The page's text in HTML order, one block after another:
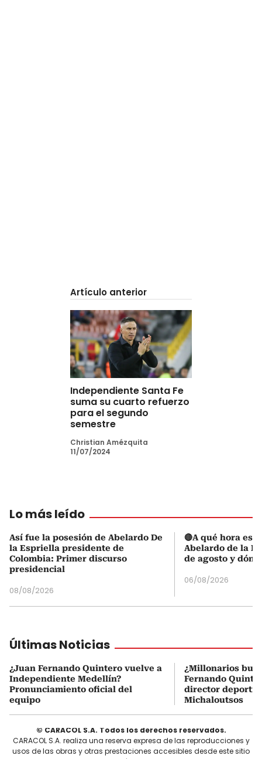
Artículo anterior
Independiente Santa Fe
suma su cuarto refuerzo
para el segundo
semestre
Christian Amézquita
11/07/2024
Lo más leído
Así fue la posesión de Abelardo De
la Espriella presidente de
Colombia: Primer discurso
presidencial
08/08/2026
🔴A qué hora es
Abelardo de la
de agosto y
06/08/2026
Últimas Noticias
¿Juan Fernando Quintero vuelve a
Independiente Medellín?
Pronunciamiento oficial del
equipo
¿Millonarios
Fernando
director
Michaloutsos
© CARACOL S.A. Todos los derechos reservados.
CARACOL S.A. realiza una reserva expresa de las reproducciones y
usos de las obras y otras prestaciones accesibles desde este sitio